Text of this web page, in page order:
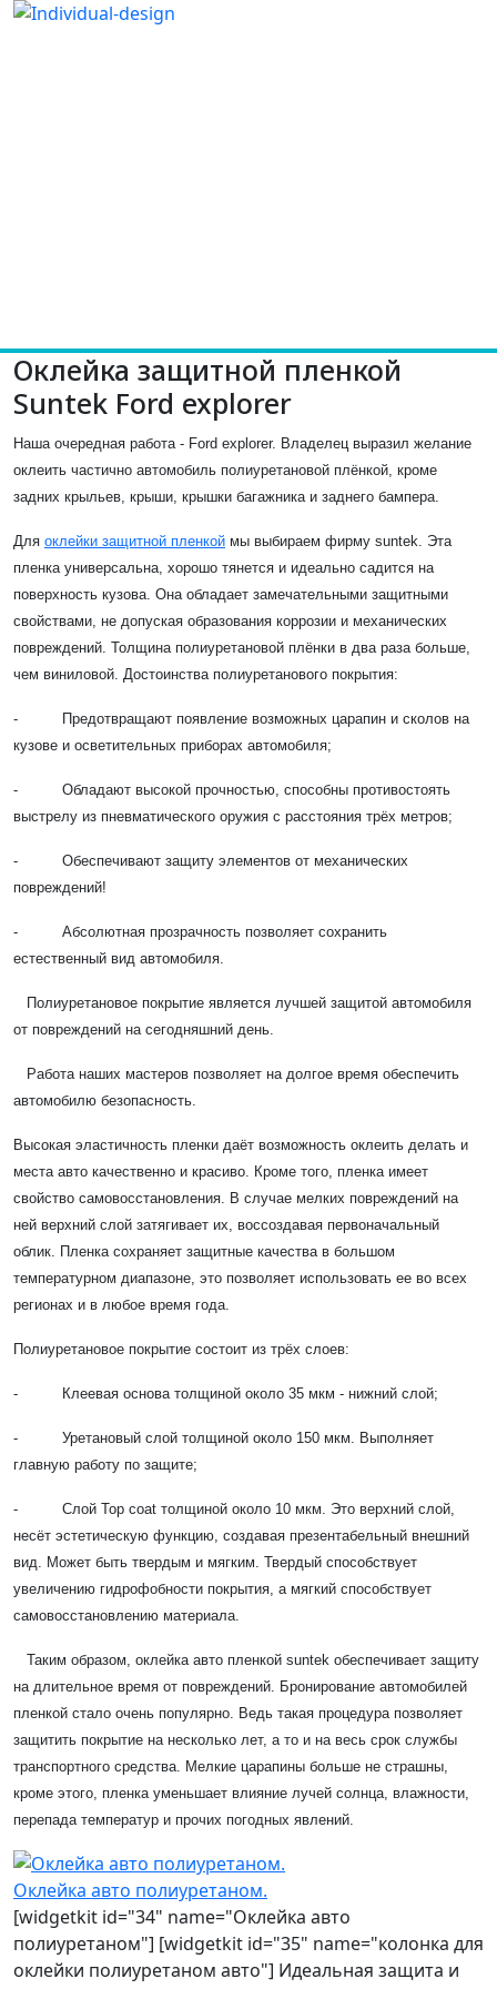
Оклейка защитной пленкой
Suntek Ford explorer
Наша очередная работа - Ford explorer. Владелец выразил желание
оклеить частично автомобиль полиуретановой плёнкой, кроме
задних крыльев, крыши, крышки багажника и заднего бампера.
Для оклейки защитной пленкой мы выбираем фирму suntek. Эта
пленка универсальна, хорошо тянется и идеально садится на
поверхность кузова. Она обладает замечательными защитными
свойствами, не допуская образования коррозии и механических
повреждений. Толщина полиуретановой плёнки в два раза больше,
чем виниловой. Достоинства полиуретанового покрытия:
- Предотвращают появление возможных царапин и сколов на
кузове и осветительных приборах автомобиля;
- Обладают высокой прочностью, способны противостоять
выстрелу из пневматического оружия с расстояния трёх метров;
- Обеспечивают защиту элементов от механических
повреждений!
- Абсолютная прозрачность позволяет сохранить
естественный вид автомобиля.
Полиуретановое покрытие является лучшей защитой автомобиля
от повреждений на сегодняшний день.
Работа наших мастеров позволяет на долгое время обеспечить
автомобилю безопасность.
Высокая эластичность пленки даёт возможность оклеить делать и
места авто качественно и красиво. Кроме того, пленка имеет
свойство самовосстановления. В случае мелких повреждений на
ней верхний слой затягивает их, воссоздавая первоначальный
облик. Пленка сохраняет защитные качества в большом
температурном диапазоне, это позволяет использовать ее во всех
регионах и в любое время года.
Полиуретановое покрытие состоит из трёх слоев:
- Клеевая основа толщиной около 35 мкм - нижний слой;
- Уретановый слой толщиной около 150 мкм. Выполняет
главную работу по защите;
- Слой Top coat толщиной около 10 мкм. Это верхний слой,
несёт эстетическую функцию, создавая презентабельный внешний
вид. Может быть твердым и мягким. Твердый способствует
увеличению гидрофобности покрытия, а мягкий способствует
самовосстановлению материала.
Таким образом, оклейка авто пленкой suntek обеспечивает защиту
на длительное время от повреждений. Бронирование автомобилей
пленкой стало очень популярно. Ведь такая процедура позволяет
защитить покрытие на несколько лет, а то и на весь срок службы
транспортного средства. Мелкие царапины больше не страшны,
кроме этого, пленка уменьшает влияние лучей солнца, влажности,
перепада температур и прочих погодных явлений.
Оклейка авто полиуретаном.
[widgetkit id="34" name="Оклейка авто
полиуретаном"] [widgetkit id="35" name="колонка для
оклейки полиуретаном авто"] Идеальная защита и